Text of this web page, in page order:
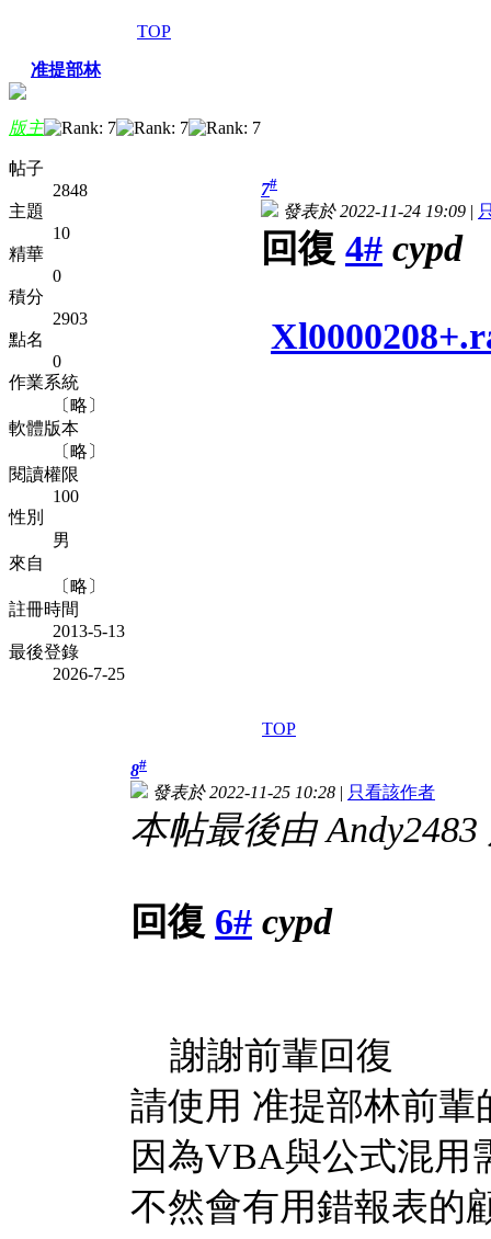
TOP
准提部林
版主
帖子
2848
主題
10
精華
0
積分
2903
點名
0
作業系統
〔略〕
軟體版本
〔略〕
閱讀權限
100
性別
男
來自
〔略〕
註冊時間
2013-5-13
最後登錄
2026-7-25
7#
發表於 2022-11-24 19:09 |
回復 4# cypd
TOP
8#
發表於 2022-11-25 10:28 | 只看該作者
本帖最後由
回復 6# cypd
謝謝前輩回復
請使用 准提部林前
因為VBA與公式混用
不然會有用錯報表的